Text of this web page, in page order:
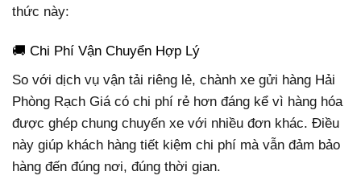
thức này:
🚚 Chi Phí Vận Chuyển Hợp Lý
So với dịch vụ vận tải riêng lẻ, chành xe gửi hàng Hải
Phòng Rạch Giá có chi phí rẻ hơn đáng kể vì hàng hóa
được ghép chung chuyến xe với nhiều đơn khác. Điều
này giúp khách hàng tiết kiệm chi phí mà vẫn đảm bảo
hàng đến đúng nơi, đúng thời gian.